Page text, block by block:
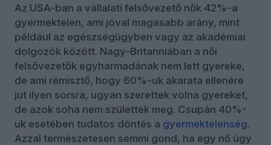
Az USA-ban a vállalati felsővezető nők 42%-a
gyermektelen, ami jóval magasabb arány, mint
például az egészségügyben vagy az akadémiai
dolgozók között. Nagy-Britanniában a női
felsővezetők egyharmadának nem lett gyereke,
de ami rémisztő, hogy 60%-uk akarata ellenére
jut ilyen sorsra, ugyan szerettek volna gyereket,
de azok soha nem születtek meg. Csupán 40%-
uk esetében tudatos döntés a gyermektelenség.
Azzal természetesen semmi gond, ha egy nő úgy